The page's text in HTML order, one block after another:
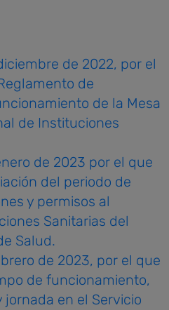
de 2022, por el
de
de la Mesa
de Instituciones
de 2023 por el que
del periodo de
y permisos al
Sanitarias del
Salud.
de 2023, por el que
de funcionamiento,
jornada en el Servicio